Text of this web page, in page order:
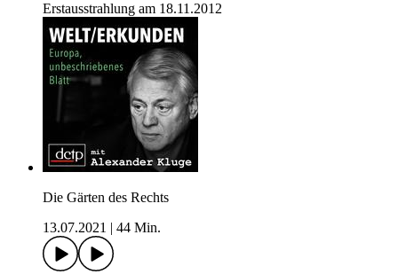
Erstausstrahlung am 18.11.2012
Die Gärten des Rechts
13.07.2021
44 Min.